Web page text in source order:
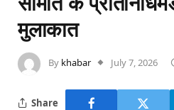
मुलाकात
By khabar July 7, 2026
Share